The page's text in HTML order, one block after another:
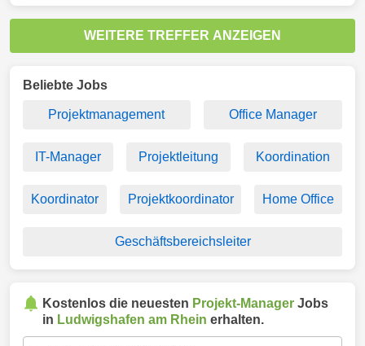
WEITERE TREFFER ANZEIGEN
Beliebte Jobs
Projektmanagement Office Manager
IT-Manager Projektleitung Koordination
Koordinator Projektkoordinator Home Office
Geschäftsbereichsleiter
Kostenlos die neuesten Projekt-Manager Jobs
in Ludwigshafen am Rhein erhalten.